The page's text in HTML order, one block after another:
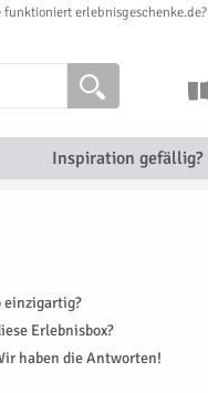
funktioniert erlebnisgeschenke.de?
Inspiration gefällig?
einzigartig?
Erlebnisbox?
haben die Antworten!